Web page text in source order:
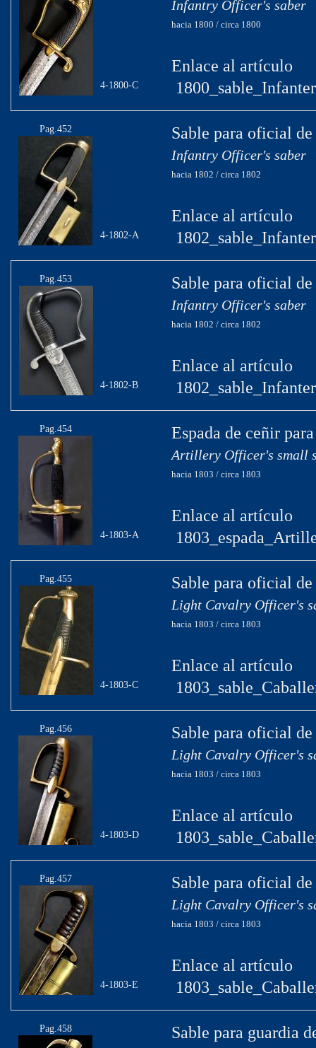
4-1800-C
Infantry Officer's saber
hacia 1800 / circa 1800
Enlace al artículo
Pag.452
4-1802-A
Sable para oficial
Infantry Officer's saber
hacia 1802 / circa 1802
Enlace al artículo
Pag.453
4-1802-B
Sable para oficial
Infantry Officer's saber
hacia 1802 / circa 1802
Enlace al artículo
Pag.454
4-1803-A
Espada de ceñir
Artillery Officer's small
hacia 1803 / circa 1803
Enlace al artículo
Pag.455
4-1803-C
Sable para oficial
Light Cavalry Officer's
hacia 1803 / circa 1803
Enlace al artículo
Pag.456
4-1803-D
Sable para oficial
Light Cavalry Officer's
hacia 1803 / circa 1803
Enlace al artículo
Pag.457
4-1803-E
Sable para oficial
Light Cavalry Officer's
hacia 1803 / circa 1803
Enlace al artículo
Pag.458 Sable para guardia